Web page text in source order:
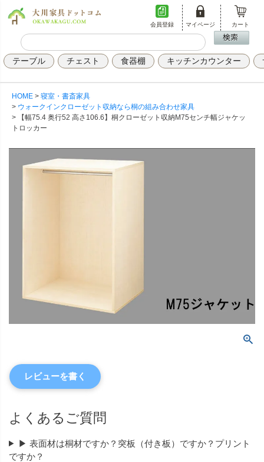
会員登録 マイページ カート
テーブル チェスト 食器棚 キッチンカウンター
HOME
寝室・書斎家具
ウォークインクローゼット収納なら桐の組み合わせ家具
【幅75.4 奥行52 高さ106.6】桐クローゼット収納M75センチ幅ジャケッ
トロッカー
レビューを書く
よくあるご質問
▶ 表面材は桐材ですか？突板（付き板）ですか？プリント
ですか？